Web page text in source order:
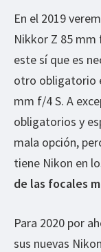
En el 2019
Nikkor Z 85 mm
este sí que es
otro obligatorio
mm f/4 S. A
obligatorios y
mala opción,
tiene Nikon en
de las focales
Para 2020 por
sus nuevas